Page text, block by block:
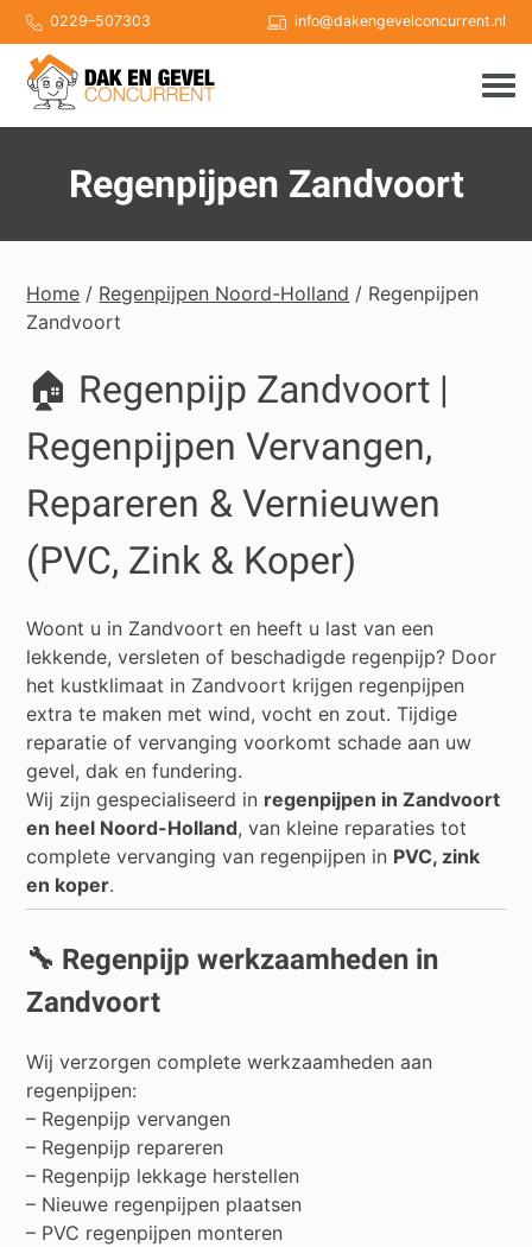
Skip
to
content
0229–507303 info@dakengevelconcurrent.nl
Regenpijpen Zandvoort
Home / Regenpijpen Noord-Holland / Regenpijpen
Zandvoort
🏠 Regenpijp Zandvoort |
Regenpijpen Vervangen,
Repareren & Vernieuwen
(PVC, Zink & Koper)
Woont u in Zandvoort en heeft u last van een
lekkende, versleten of beschadigde regenpijp? Door
het kustklimaat in Zandvoort krijgen regenpijpen
extra te maken met wind, vocht en zout. Tijdige
reparatie of vervanging voorkomt schade aan uw
gevel, dak en fundering.
Wij zijn gespecialiseerd in regenpijpen in Zandvoort
en heel Noord-Holland, van kleine reparaties tot
complete vervanging van regenpijpen in PVC, zink
en koper.
🔧 Regenpijp werkzaamheden in
Zandvoort
Wij verzorgen complete werkzaamheden aan
regenpijpen:
– Regenpijp vervangen
– Regenpijp repareren
– Regenpijp lekkage herstellen
– Nieuwe regenpijpen plaatsen
– PVC regenpijpen monteren